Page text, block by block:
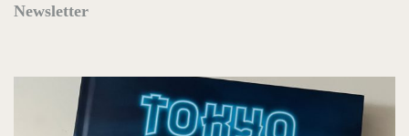
Newsletter